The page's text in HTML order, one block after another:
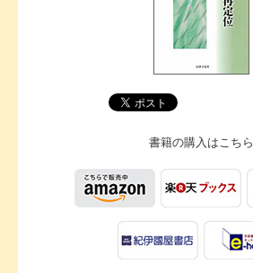
書籍の購入はこちら